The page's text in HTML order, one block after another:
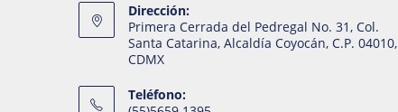
Dirección:
Primera Cerrada del Pedregal No. 31, Col.
Santa Catarina, Alcaldía Coyocán, C.P. 04010,
CDMX
Teléfono: